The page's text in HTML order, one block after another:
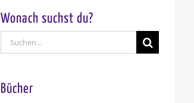
Wonach suchst du?
Suche
nach:
Bücher